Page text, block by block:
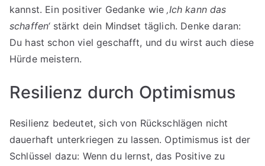
kannst. Ein positiver Gedanke wie‚Ich kann das
schaffen‘stärkt dein Mindset täglich. Denke daran:
Du hast schon viel geschafft, und du wirst auch diese
Hürde meistern.
Resilienz durch Optimismus
Resilienz bedeutet, sich von Rückschlägen nicht
dauerhaft unterkriegen zu lassen. Optimismus ist der
Schlüssel dazu: Wenn du lernst, das Positive zu